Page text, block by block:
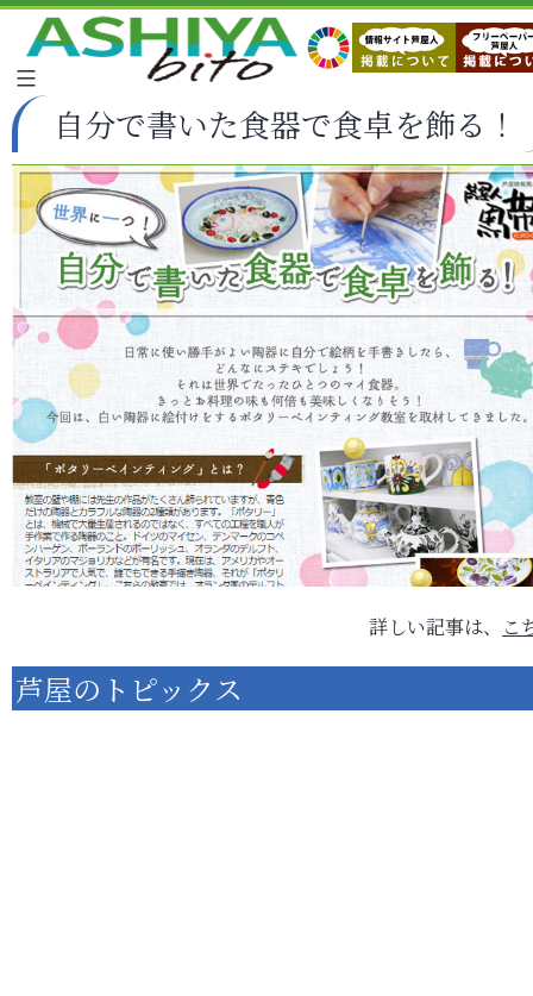
自分で書いた食器で食卓を飾る！
詳しい記事は、 こ
芦屋のトピックス